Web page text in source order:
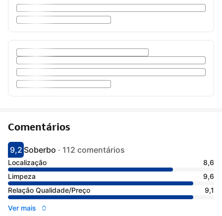
Comentários
Pontuado com 9.2
9,2
Avaliado como soberbo
Soberbo · 112 comentários
Localização
8,6
Limpeza
9,6
Relação Qualidade/Preço
9,1
Ver mais